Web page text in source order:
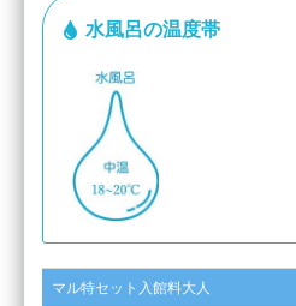
水風呂の温度帯
マル特セット入館料大人